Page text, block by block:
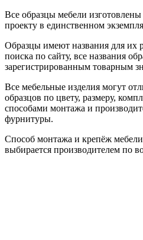
Все образцы мебели
проекту в единственном
Образцы имеют названия для их
поиска по сайту, все названия
зарегистрированным товарным
Все мебельные изделия могут
образцов по цвету, размеру,
способами монтажа и
фурнитуры.
Способ монтажа и крепёж
выбирается производителем по